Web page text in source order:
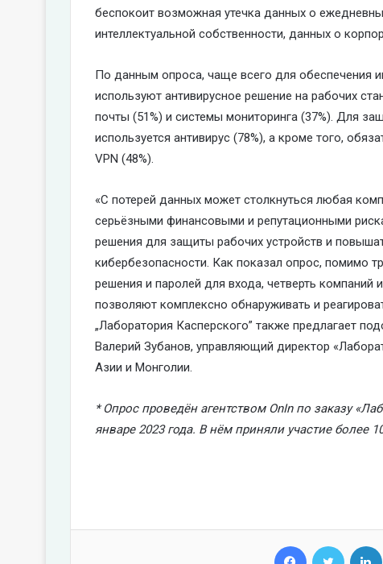
беспокоит возможная утечка данных о
интеллектуальной собственности, данных о
По данным опроса, чаще всего для обеспечения
используют антивирусное решение на рабочих
почты (51%) и системы мониторинга (37%). Для
используется антивирус (78%), а кроме того,
VPN (48%).
«С потерей данных может столкнуться любая
серьёзными финансовыми и репутационными
решения для защиты рабочих устройств и
кибербезопасности. Как показал опрос, помимо
решения и паролей для входа, четверть компаний
позволяют комплексно обнаруживать и
„Лаборатория Касперского” также предлагает
Валерий Зубанов, управляющий директор
Азии и Монголии.
* Опрос проведён агентством OnIn по заказу
январе 2023 года. В нём приняли участие более
Facebook Twitter